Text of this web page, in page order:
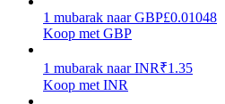
1 mubarak naar GBP£0.01048
Koop met GBP
1 mubarak naar INR₹1.35
Koop met INR